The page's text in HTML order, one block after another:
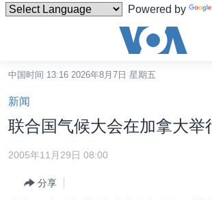
Powered by
碍
链
接
跳
转
中国
港澳
中国时间 13:16 2026年8月7日 星期五
新闻
联合国气候大会在加拿大举
2005年11月29日 08:00
分享